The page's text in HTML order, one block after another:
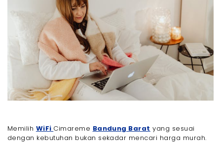
Memilih WiFi Cimareme Bandung Barat yang sesuai
dengan kebutuhan bukan sekadar mencari harga murah.